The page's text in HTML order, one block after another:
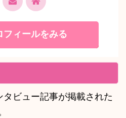
フィールをみる
ビュー記事が掲載された